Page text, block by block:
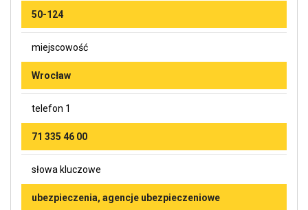
50-124
miejscowość
Wrocław
telefon 1
71 335 46 00
słowa kluczowe
ubezpieczenia, agencje ubezpieczeniowe